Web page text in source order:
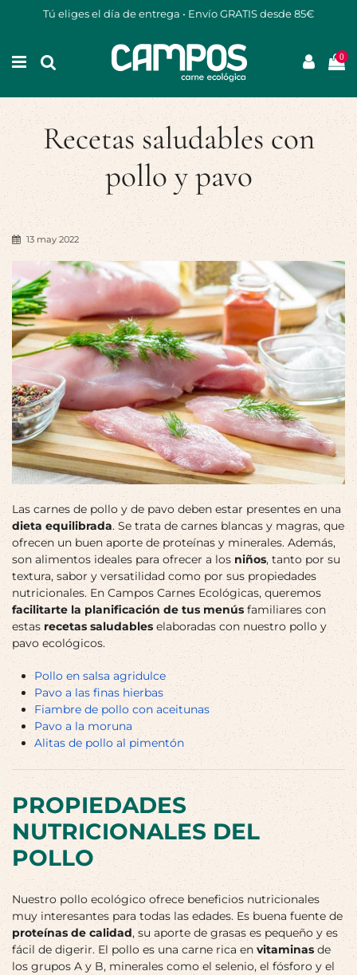
Tú eliges el día de entrega • Envío GRATIS desde 85€
0
Recetas saludables con
pollo y pavo
13 may 2022
Las carnes de pollo y de pavo deben estar presentes en una
dieta equilibrada. Se trata de carnes blancas y magras, que
ofrecen un buen aporte de proteínas y minerales. Además,
son alimentos ideales para ofrecer a los niños, tanto por su
textura, sabor y versatilidad como por sus propiedades
nutricionales. En Campos Carnes Ecológicas, queremos
facilitarte la planificación de tus menús familiares con
estas recetas saludables elaboradas con nuestro pollo y
pavo ecológicos.
Pollo en salsa agridulce
Pavo a las finas hierbas
Fiambre de pollo con aceitunas
Pavo a la moruna
Alitas de pollo al pimentón
PROPIEDADES
NUTRICIONALES DEL
POLLO
Nuestro pollo ecológico ofrece beneficios nutricionales
muy interesantes para todas las edades. Es buena fuente de
proteínas de calidad, su aporte de grasas es pequeño y es
fácil de digerir. El pollo es una carne rica en vitaminasde
los grupos A y B, minerales como el selenio, el fósforo y el